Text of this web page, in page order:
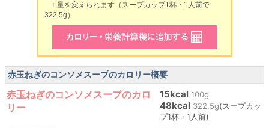
↑ 量を変えられます（スープカップ1杯・1人前で
322.5g）
赤玉ねぎのコンソメスープのカロリー概要
赤玉ねぎのコンソメスープのカロ
リー
15kcal 100g
48kcal 322.5g(スープカッ
プ1杯・1人前)